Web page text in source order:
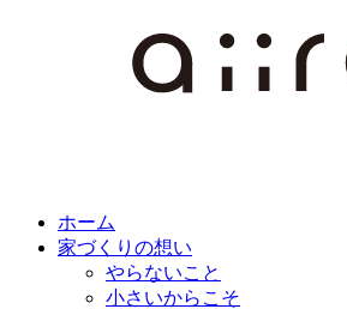
ホーム
家づくりの想い
やらないこと
小さいからこそ